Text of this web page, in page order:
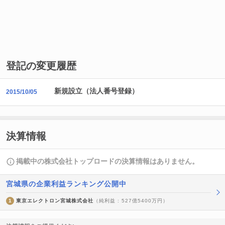
登記の変更履歴
2015/10/05 新規設立（法人番号登録）
決算情報
掲載中の株式会社トップロードの決算情報はありません。
宮城県の企業利益ランキング公開中
1 東京エレクトロン宮城株式会社 （純利益 : 527億5400万円）